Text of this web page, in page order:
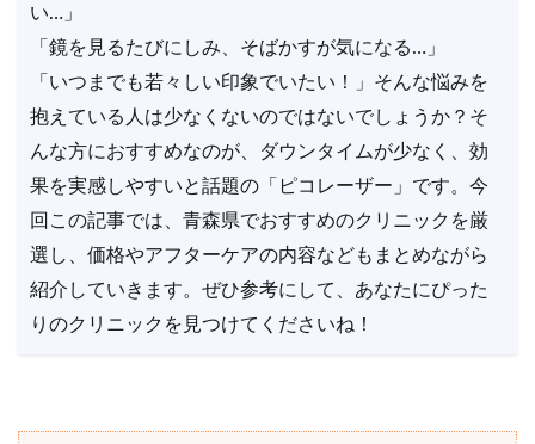
い…」
「鏡を見るたびにしみ、そばかすが気になる…」
「いつまでも若々しい印象でいたい！」そんな悩みを
抱えている人は少なくないのではないでしょうか？そ
んな方におすすめなのが、ダウンタイムが少なく、効
果を実感しやすいと話題の「ピコレーザー」です。今
回この記事では、青森県でおすすめのクリニックを厳
選し、価格やアフターケアの内容などもまとめながら
紹介していきます。ぜひ参考にして、あなたにぴった
りのクリニックを見つけてくださいね！